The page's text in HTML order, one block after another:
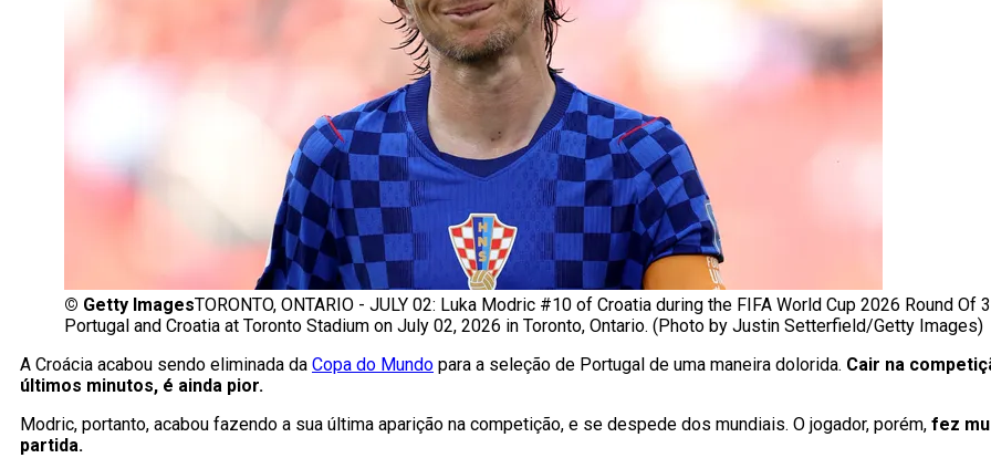
© Getty ImagesTORONTO, ONTARIO - JULY 02: Luka Modric #10 of Croatia during the FIFA World Cup 2026 Round Of
Portugal and Croatia at Toronto Stadium on July 02, 2026 in Toronto, Ontario. (Photo by Justin Setterfield/Getty Images)
A Croácia acabou sendo eliminada da Copa do Mundo para a seleção de Portugal de uma maneira dolorida. Cair na
últimos minutos, é ainda pior.
Modric, portanto, acabou fazendo a sua última aparição na competição, e se despede dos mundiais. O jogador, porém, fez
partida.